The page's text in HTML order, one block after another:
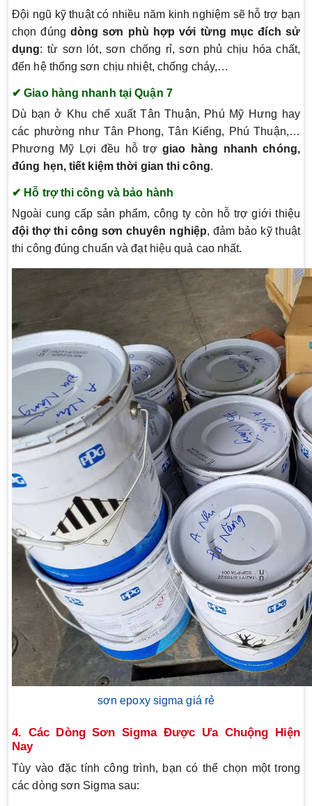
Đội ngũ kỹ thuật có nhiều năm kinh nghiệm sẽ hỗ trợ bạn
chọn đúng dòng sơn phù hợp với từng mục đích sử
dụng: từ sơn lót, sơn chống rỉ, sơn phủ chịu hóa chất,
đến hệ thống sơn chịu nhiệt, chống cháy,…
✔ Giao hàng nhanh tại Quận 7
Dù bạn ở Khu chế xuất Tân Thuận, Phú Mỹ Hưng hay
các phường như Tân Phong, Tân Kiểng, Phú Thuận,…
Phương Mỹ Lợi đều hỗ trợgiao hàng nhanh chóng,
đúng hẹn, tiết kiệm thời gian thi công.
✔ Hỗ trợ thi công và bảo hành
Ngoài cung cấp sản phẩm, công ty còn hỗ trợ giới thiệu
đội thợ thi công sơn chuyên nghiệp, đảm bảo kỹ thuật
thi công đúng chuẩn và đạt hiệu quả cao nhất.
sơn epoxy sigma giá rẻ
4. Các Dòng Sơn Sigma Được Ưa Chuộng Hiện
Nay
Tùy vào đặc tính công trình, bạn có thể chọn một trong
các dòng sơn Sigma sau: